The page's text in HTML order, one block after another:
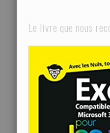
Le livre que nous